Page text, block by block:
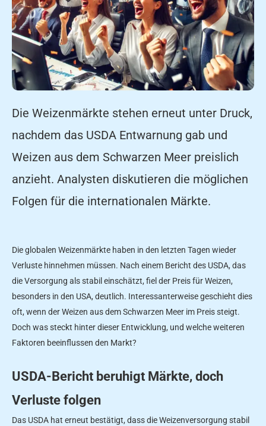
Die Weizenmärkte stehen erneut unter Druck,
nachdem das USDA Entwarnung gab und
Weizen aus dem Schwarzen Meer preislich
anzieht. Analysten diskutieren die möglichen
Folgen für die internationalen Märkte.
Die globalen Weizenmärkte haben in den letzten Tagen wieder
Verluste hinnehmen müssen. Nach einem Bericht des USDA, das
die Versorgung als stabil einschätzt, fiel der Preis für Weizen,
besonders in den USA, deutlich. Interessanterweise geschieht dies
oft, wenn der Weizen aus dem Schwarzen Meer im Preis steigt.
Doch was steckt hinter dieser Entwicklung, und welche weiteren
Faktoren beeinflussen den Markt?
USDA-Bericht beruhigt Märkte, doch
Verluste folgen
Das USDA hat erneut bestätigt, dass die Weizenversorgung stabil